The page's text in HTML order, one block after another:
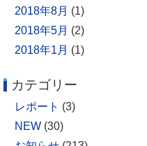
2018年8月 (1)
2018年5月 (2)
2018年1月 (1)
カテゴリー
レポート (3)
NEW (30)